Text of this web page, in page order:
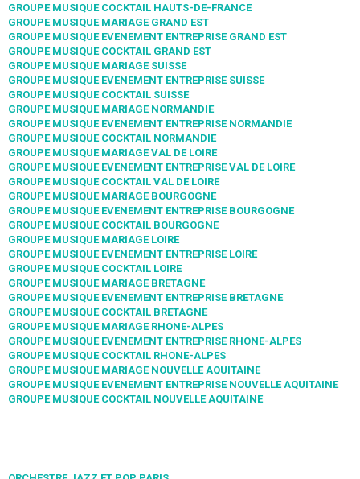
GROUPE MUSIQUE COCKTAIL HAUTS-DE-FRANCE
GROUPE MUSIQUE MARIAGE GRAND EST
GROUPE MUSIQUE EVENEMENT ENTREPRISE GRAND EST
GROUPE MUSIQUE COCKTAIL GRAND EST
GROUPE MUSIQUE MARIAGE SUISSE
GROUPE MUSIQUE EVENEMENT ENTREPRISE SUISSE
GROUPE MUSIQUE COCKTAIL SUISSE
GROUPE MUSIQUE MARIAGE NORMANDIE
GROUPE MUSIQUE EVENEMENT ENTREPRISE NORMANDIE
GROUPE MUSIQUE COCKTAIL NORMANDIE
GROUPE MUSIQUE MARIAGE VAL DE LOIRE
GROUPE MUSIQUE EVENEMENT ENTREPRISE VAL DE LOIRE
GROUPE MUSIQUE COCKTAIL VAL DE LOIRE
GROUPE MUSIQUE MARIAGE BOURGOGNE
GROUPE MUSIQUE EVENEMENT ENTREPRISE BOURGOGNE
GROUPE MUSIQUE COCKTAIL BOURGOGNE
GROUPE MUSIQUE MARIAGE LOIRE
GROUPE MUSIQUE EVENEMENT ENTREPRISE LOIRE
GROUPE MUSIQUE COCKTAIL LOIRE
GROUPE MUSIQUE MARIAGE BRETAGNE
GROUPE MUSIQUE EVENEMENT ENTREPRISE BRETAGNE
GROUPE MUSIQUE COCKTAIL BRETAGNE
GROUPE MUSIQUE MARIAGE RHONE-ALPES
GROUPE MUSIQUE EVENEMENT ENTREPRISE RHONE-ALPES
GROUPE MUSIQUE COCKTAIL RHONE-ALPES
GROUPE MUSIQUE MARIAGE NOUVELLE AQUITAINE
GROUPE MUSIQUE EVENEMENT ENTREPRISE NOUVELLE AQUITAINE
GROUPE MUSIQUE COCKTAIL NOUVELLE AQUITAINE